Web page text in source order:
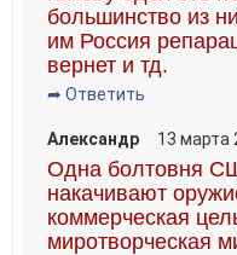
большинство из
им Россия
вернет и тд.
➦ Ответить
Александр 13 марта
Одна болтовня
накачивают
коммерческая
миротворческая